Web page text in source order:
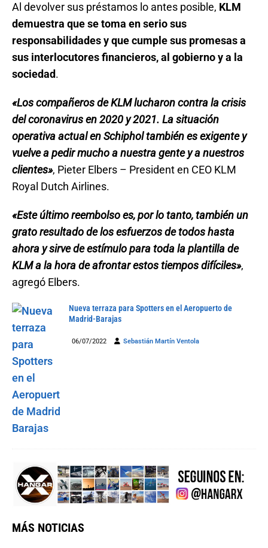
Al devolver sus préstamos lo antes posible, KLM
demuestra que se toma en serio sus
responsabilidades y que cumple sus promesas a
sus interlocutores financieros, al gobierno y a la
sociedad.
«Los compañeros de KLM lucharon contra la crisis
del coronavirus en 2020 y 2021. La situación
operativa actual en Schiphol también es exigente y
vuelve a pedir mucho a nuestra gente y a nuestros
clientes», Pieter Elbers – President en CEO KLM
Royal Dutch Airlines.
«Este último reembolso es, por lo tanto, también un
grato resultado de los esfuerzos de todos hasta
ahora y sirve de estímulo para toda la plantilla de
KLM a la hora de afrontar estos tiempos difíciles»,
agregó Elbers.
Nueva terraza para Spotters en el Aeropuerto de
Madrid-Barajas
06/07/2022 Sebastián Martín Ventola
MÁS NOTICIAS